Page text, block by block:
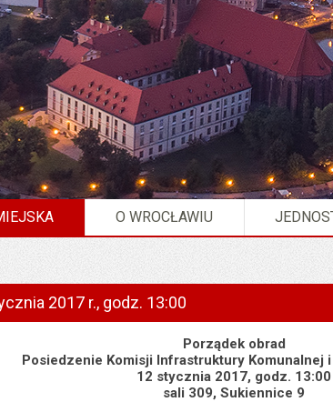
O WROCŁAWIU
2017 r., godz. 13:00
Porządek obrad
Posiedzenie Komisji Infrastruktury Komunalnej
12 stycznia 2017, godz. 13:00
sali 309, Sukiennice 9